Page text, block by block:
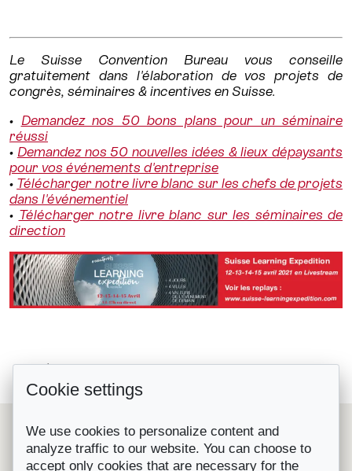
Le Suisse Convention Bureau vous conseille
gratuitement dans l'élaboration de vos projets de
congrès, séminaires & incentives en Suisse.
• Demandez nos 50 bons plans pour un séminaire
réussi
• Demandez nos 50 nouvelles idées & lieux dépaysants
pour vos événements d'entreprise
• Télécharger notre livre blanc sur les chefs de projets
dans l'événementiel
• Télécharger notre livre blanc sur les séminaires de
direction
Le nouvel IntercityHotel Zurich...
Le Suisse Convention Bureau (SCIB) est une organisation
nationale à but non lucratif qui représente les principales
destinations et prestataires de congrès, séminaires et
incentives en Suisse.
Cookie settings
We use cookies to personalize content and
analyze traffic to our website. You can choose to
accept only cookies that are necessary for the